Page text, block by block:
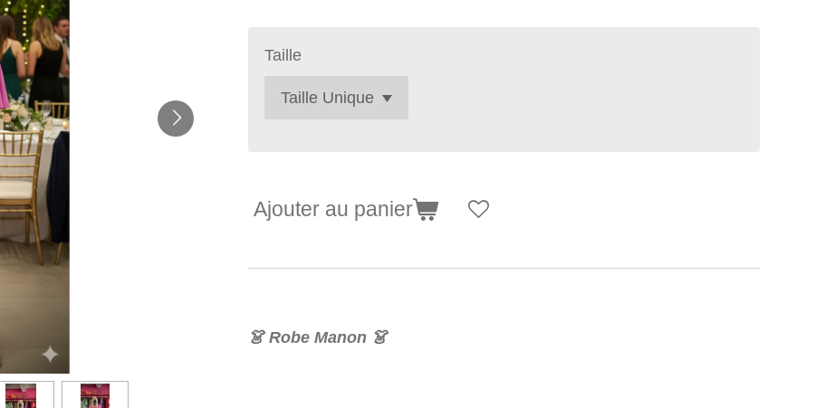
Taille
Ajouter au panier
👗 Robe Manon 👗